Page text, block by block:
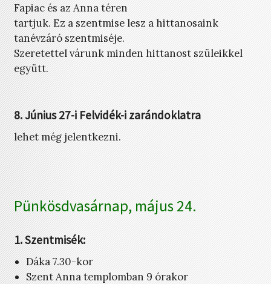
Fapiac és az Anna téren
tartjuk. Ez a szentmise lesz a hittanosaink
tanévzáró szentmiséje.
Szeretettel várunk minden hittanost szüleikkel
együtt.
8. Június 27-i Felvidék-i zarándoklatra
lehet még jelentkezni.
Pünkösdvasárnap, május 24.
1. Szentmisék:
Dáka 7.30-kor
Szent Anna templomban 9 órakor